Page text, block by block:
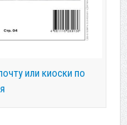
или киоски по